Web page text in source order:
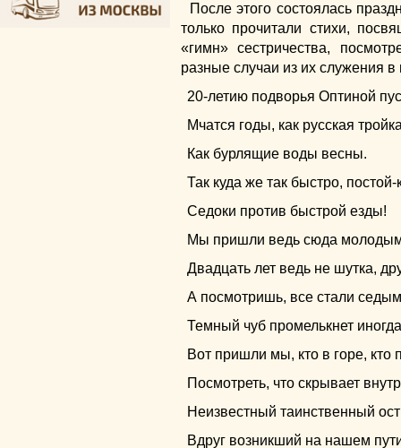
После этого состоялась
только прочитали стихи,
«гимн» сестричества,
разные случаи из их служения в
20-летию подворья Оптиной
Мчатся годы, как русская
Как бурлящие воды весны.
Так куда же так быстро, постой-
Седоки против быстрой езды!
Мы пришли ведь сюда
Двадцать лет ведь не шутка,
А посмотришь, все стали
Темный чуб промелькнет
Вот пришли мы, кто в горе, кто
Посмотреть, что скрывает
Неизвестный таинственный
Вдруг возникший на нашем